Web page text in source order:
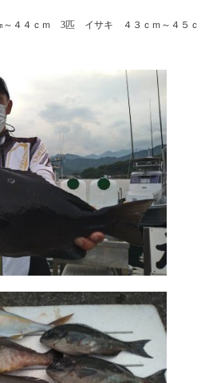
４４ｃｍ 3匹 イサキ ４３ｃｍ～４５ｃ